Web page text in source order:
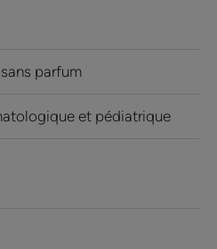
parfum
et pédiatrique